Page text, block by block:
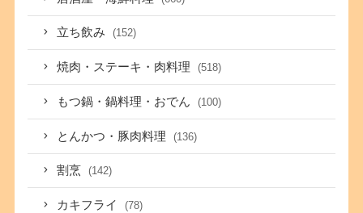
立ち飲み (152)
焼肉・ステーキ・肉料理 (518)
もつ鍋・鍋料理・おでん (100)
とんかつ・豚肉料理 (136)
割烹 (142)
カキフライ (78)